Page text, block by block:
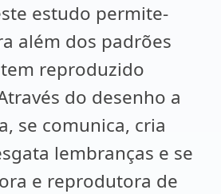
estudo permite-
além dos padrões
reproduzido
do desenho a
se comunica, cria
lembranças e se
e reprodutora de